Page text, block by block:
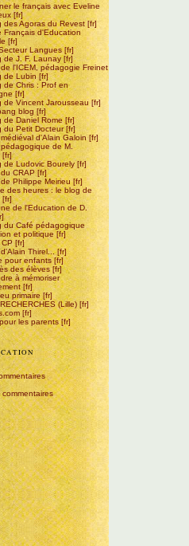
le français avec Eveline
des Agoras du Revest
Français d'Education
Langues
de J. F. Launay
l'ICEM, pédagogie Freinet
de Lubin
de Chris : Prof en
de Vincent Jarousseau
blog
de Daniel Rome
du Petit Docteur
d'Alain Galoin
de M.
de Ludovic Bourely
CRAP
Philippe Meirieu
des heures : le blog de
de l'Education de D.
du Café pédagogique
et politique
CP
Thirel...
pour enfants
des élèves
à mémoriser
primaire
(Lille)
les parents
commentaires